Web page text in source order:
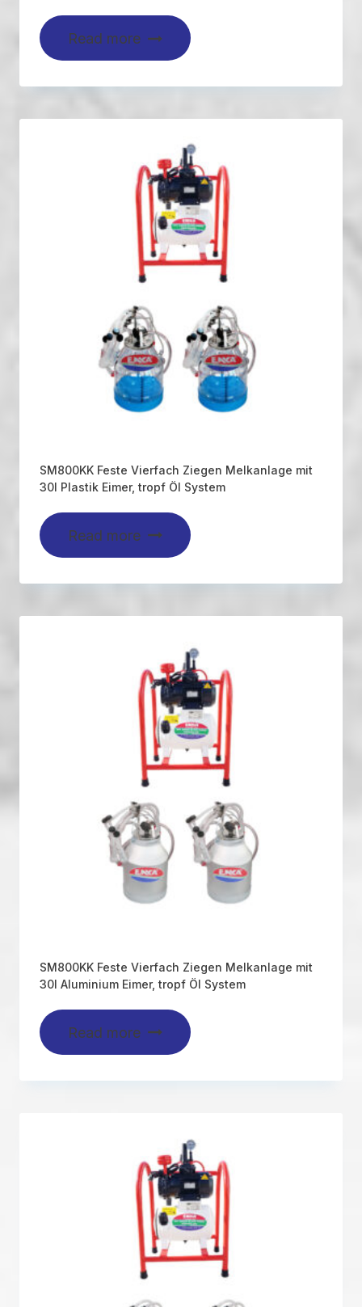
Read more
SM800KK Feste Vierfach Ziegen Melkanlage mit
30l Plastik Eimer, tropf Öl System
Read more
SM800KK Feste Vierfach Ziegen Melkanlage mit
30l Aluminium Eimer, tropf Öl System
Read more